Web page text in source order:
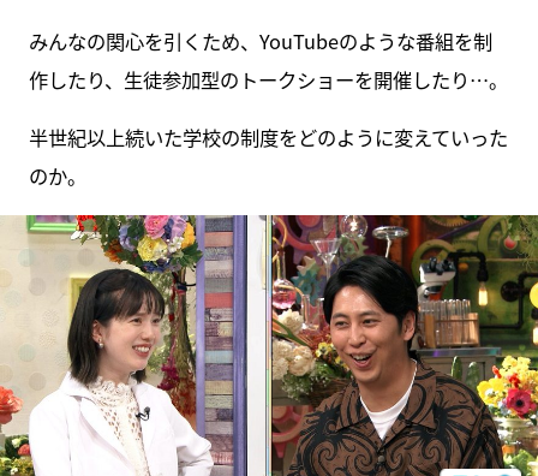
みんなの関心を引くため、YouTubeのような番組を制
作したり、生徒参加型のトークショーを開催したり…。
半世紀以上続いた学校の制度をどのように変えていった
のか。